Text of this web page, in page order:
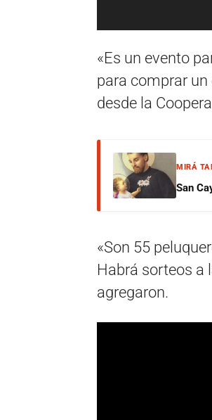
«Es un evento
para comprar un
desde la
MIRÁ
San
«Son 55
Habrá sorteos a
agregaron.